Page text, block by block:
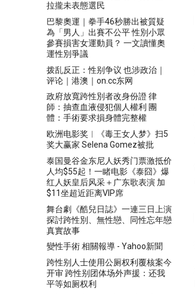
拉攏未表態選民
巴黎奧運｜拳手46秒勝出被質疑
為「男人」出賽不公平 性別小眾
參賽損害女運動員？ 一文讀懂奧
運性別爭議
拨乱反正：性别争议 也涉政治｜
评论｜港澳｜on.cc东网
政府放寬跨性別者改身份證 律
師：抽查血液侵犯個人權利 團
體：手術要求損身體完整權
欧洲电影奖︱《毒王女人梦》扫5
奖大赢家 Selena Gomez被批
泰国曼谷金东尼人妖秀门票激抵价
人均$55起！一睹电影《泰囧》爆
红人妖皇后风采＋广东歌表演 加
$11坐超近距离VIP席
舞台劇《酷兒日誌》一連三日上演
探討跨性別、無性戀、同性忘年戀
真實故事
變性手術 相關報導 - Yahoo新聞
跨性别人士使用公厕权利覆核案今
开审 跨性别团体场外声援：还我
平等如厕权利